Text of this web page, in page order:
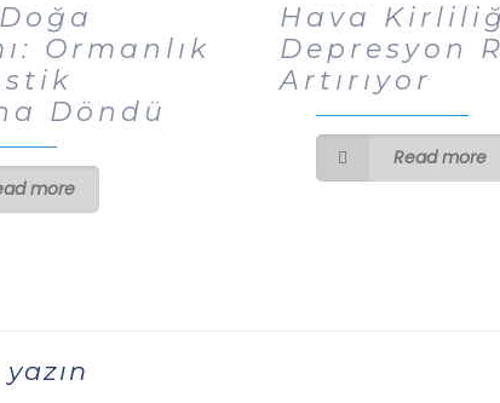
Ormanlık
Döndü
more
Hava
Depresyon
Artırıyor
Read more